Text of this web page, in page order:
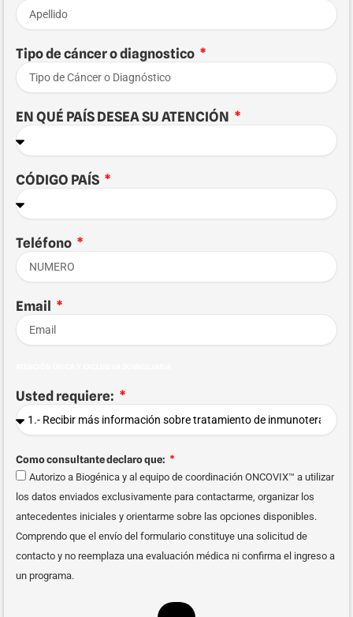
Tipo de cáncer o diagnostico
EN QUÉ PAÍS DESEA SU ATENCIÓN
CÓDIGO PAÍS
Teléfono
Email
Usted requiere:
Como consultante declaro que:
Autorizo a Biogénica y al equipo de coordinación ONCOVIX™ a utilizar
los datos enviados exclusivamente para contactarme, organizar los
antecedentes iniciales y orientarme sobre las opciones disponibles.
Comprendo que el envío del formulario constituye una solicitud de
contacto y no reemplaza una evaluación médica ni confirma el ingreso a
un programa.